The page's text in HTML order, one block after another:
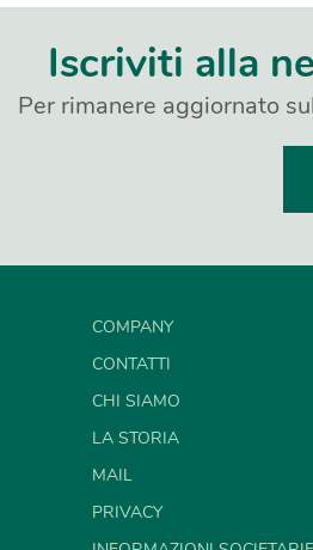
Iscriviti alla
Per rimanere aggiornato
COMPANY
CONTATTI
CHI SIAMO
LA STORIA
MAIL
PRIVACY